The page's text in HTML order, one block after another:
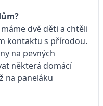
dvě děti a chtěli
kontaktu s přírodou.
na pevných
některá domácí
na paneláku